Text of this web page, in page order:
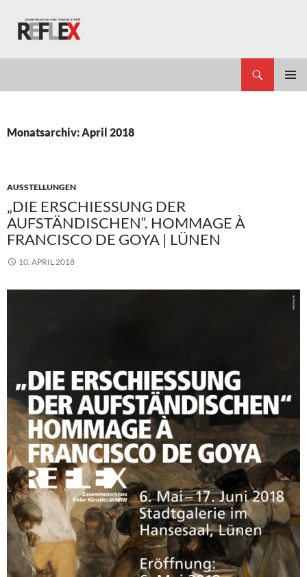
Inhalt
springen
Monatsarchiv: April 2018
AUSSTELLUNGEN
„DIE ERSCHIESSUNG DER A
UFSTÄNDISCHEN“. HOMMAGE À F
RANCISCO DE GOYA | LÜNEN
10. APRIL 2018